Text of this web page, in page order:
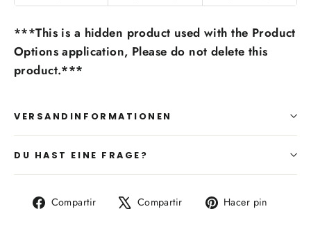
***This is a hidden product used with the Product
Options application, Please do not delete this
product.***
VERSANDINFORMATIONEN
DU HAST EINE FRAGE?
Compartir
CompartirCompartir
Tuitear Hacer pin